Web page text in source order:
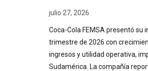
julio 27, 2026
Coca-Cola FEMSA presentó su
trimestre de 2026 con
ingresos y utilidad operativa,
Sudamérica. La compañía